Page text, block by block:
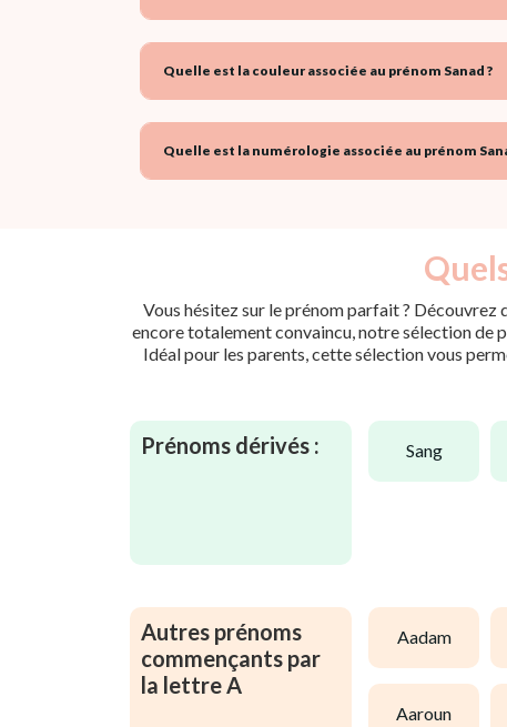
Quelle est la couleur associée au prénom Sanad ?
Quelle est la numérologie associée au prénom
Vous hésitez sur le prénom parfait ? Découvrez
encore totalement convaincu, notre sélection de
Idéal pour les parents, cette sélection vous
Prénoms dérivés : sang
Autres prénoms
commençants par
la lettre A
aadam
aaroun